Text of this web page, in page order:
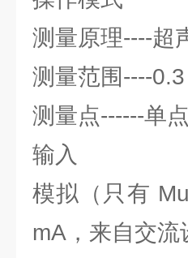
测量原理----超
测量范围----
测量点------单
输入
模拟（只有
mA，来自交流